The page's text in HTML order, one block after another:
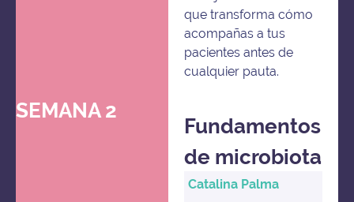
que transforma cómo
acompañas a tus
pacientes antes de
cualquier pauta.
SEMANA 2
Fundamentos
de microbiota
Catalina Palma